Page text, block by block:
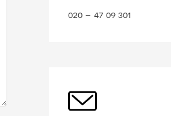
020 – 47 09 301